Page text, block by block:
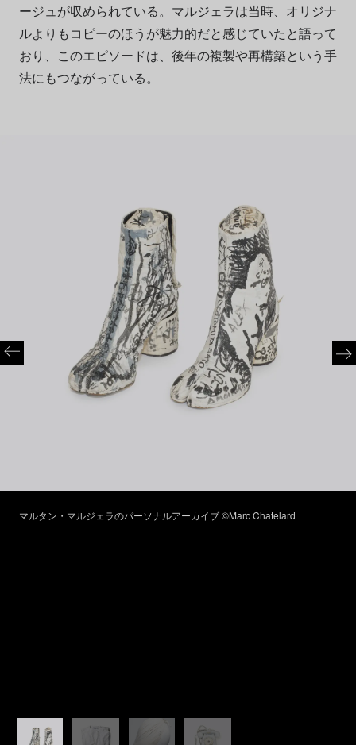
ージュが収められている。マルジェラは当時、オリジナ
ルよりもコピーのほうが魅力的だと感じていたと語って
おり、このエピソードは、後年の複製や再構築という手
法にもつながっている。
マルタン・マルジェラのパーソナルアーカイブ ©Marc Chatelard